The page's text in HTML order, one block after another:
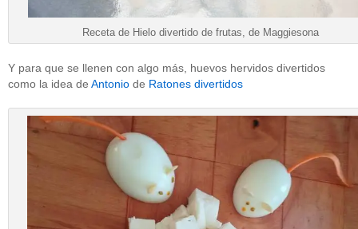
Receta de Hielo divertido de frutas, de Maggiesona
Y para que se llenen con algo más, huevos hervidos divertidos
como la idea de Antonio de Ratones divertidos